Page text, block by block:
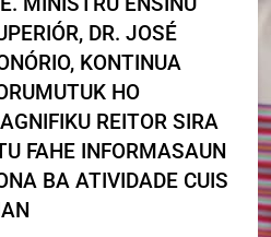
LIVRE HUSI
BA
SIRA
DR. JOSÉ
KONTINUA
HO
REITOR SIRA
FAHE INFORMASAUN
BA ATIVIDADE CUIS